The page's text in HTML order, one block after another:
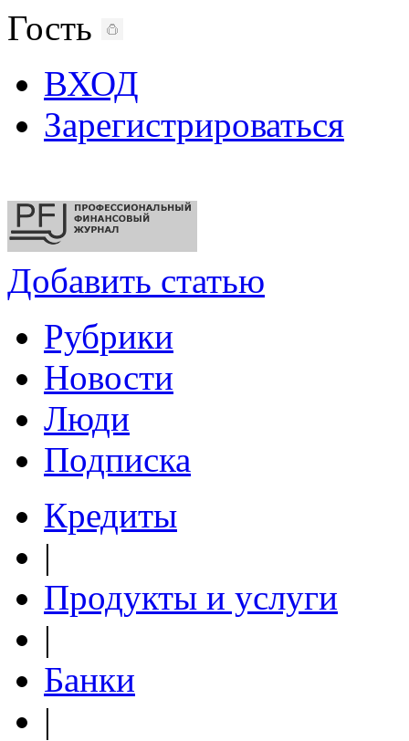
Гость
ВХОД
Зарегистрироваться
Добавить статью
Рубрики
Новости
Люди
Подписка
Кредиты
|
Продукты и услуги
|
Банки
|